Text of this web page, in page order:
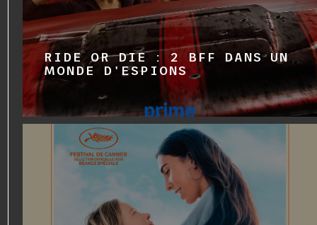
RIDE OR DIE : 2 BFF DANS UN
MONDE D'ESPIONS